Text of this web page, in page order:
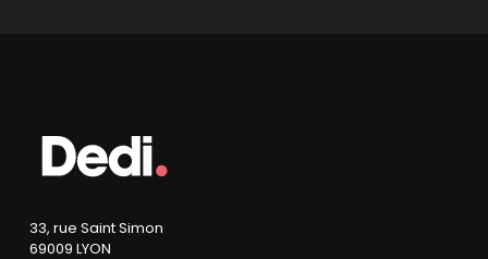
33, rue Saint Simon
69009 LYON